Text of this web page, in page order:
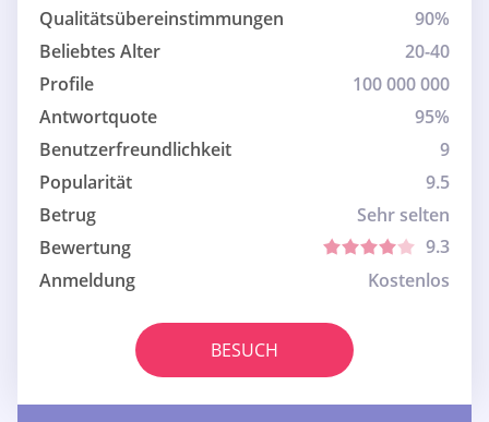
Qualitätsübereinstimmungen
90%
Beliebtes Alter
20-40
Profile
100 000 000
Antwortquote
95%
Benutzerfreundlichkeit
9
Popularität
9.5
Betrug
Sehr selten
Bewertung
9.3
Anmeldung
Kostenlos
BESUCH